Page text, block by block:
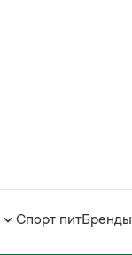
Спорт питБренды